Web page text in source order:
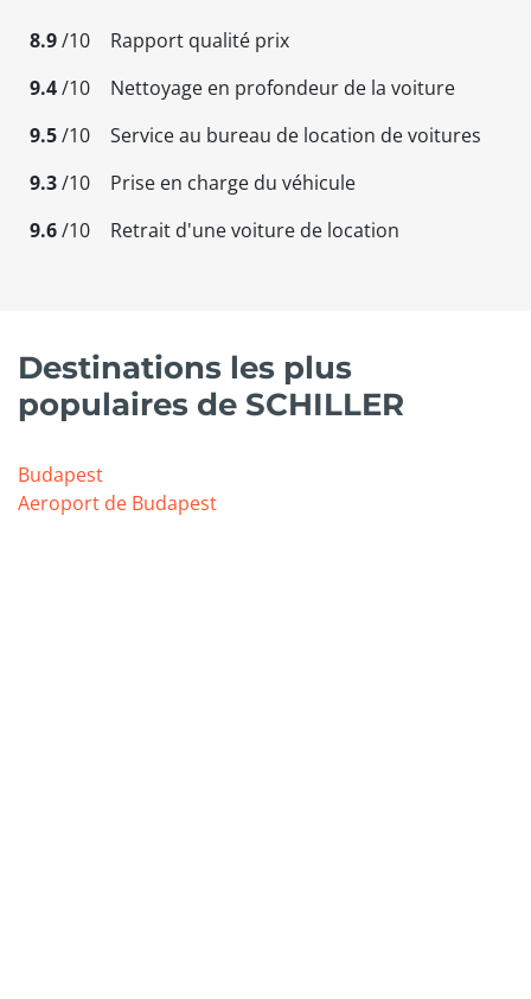
8.9/10
Rapport qualité prix
9.4/10
Nettoyage en profondeur de la voiture
9.5/10
Service au bureau de location de voitures
9.3/10
Prise en charge du véhicule
9.6/10 Retrait d'une voiture de location
Destinations les plus
populaires de SCHILLER
Budapest
Aeroport de Budapest